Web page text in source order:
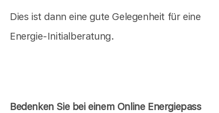
Dies ist dann eine gute Gelegenheit für eine
Energie-Initialberatung.
Bedenken Sie bei einem Online Energiepass